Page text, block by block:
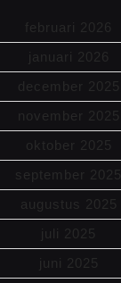
februari 2026
januari 2026
december 2025
november 2025
oktober 2025
september 2025
augustus 2025
juli 2025
juni 2025